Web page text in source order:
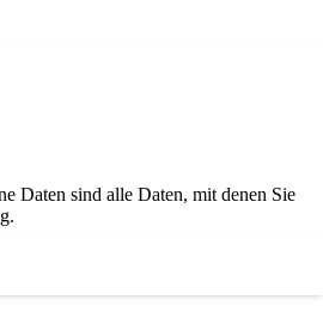
Daten sind alle Daten, mit denen Sie